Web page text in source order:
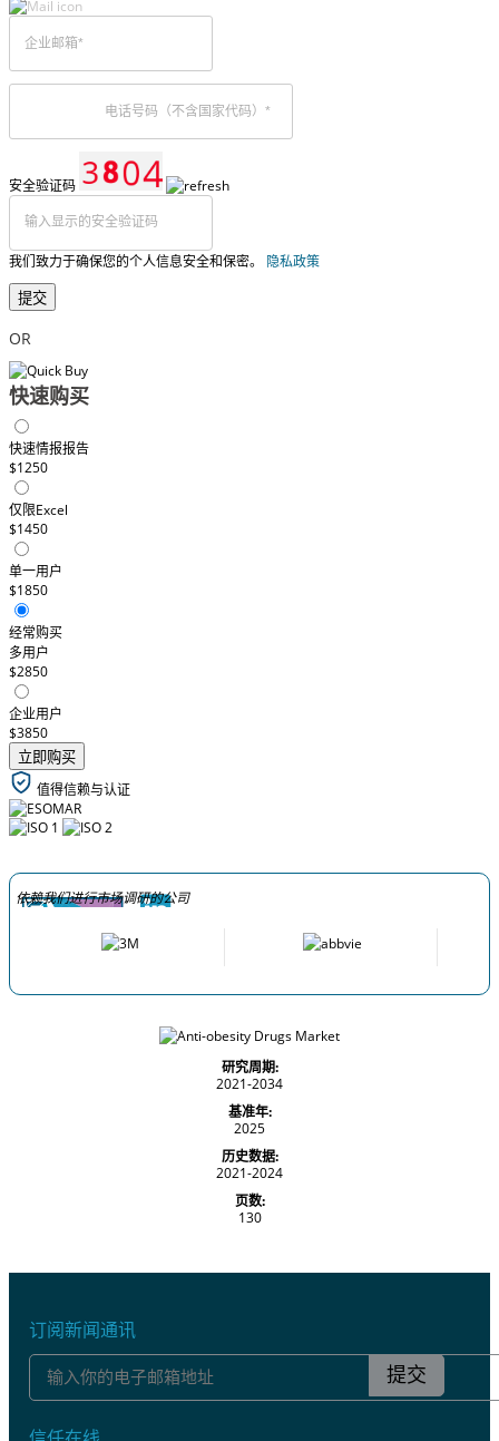
安全验证码
我们致力于确保您的个人信息安全和保密。 隐私政策
提交
OR
快速购买
快速情报报告
$1250
仅限Excel
$1450
单一用户
$1850
经常购买
多用户
$2850
企业用户
$3850
立即购买
值得信赖与认证
依赖我们进行市场调研的公司
研究周期:
2021-2034
基准年:
2025
历史数据:
2021-2024
页数:
130
订阅新闻通讯
提交